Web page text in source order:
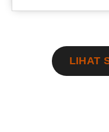
LIHAT